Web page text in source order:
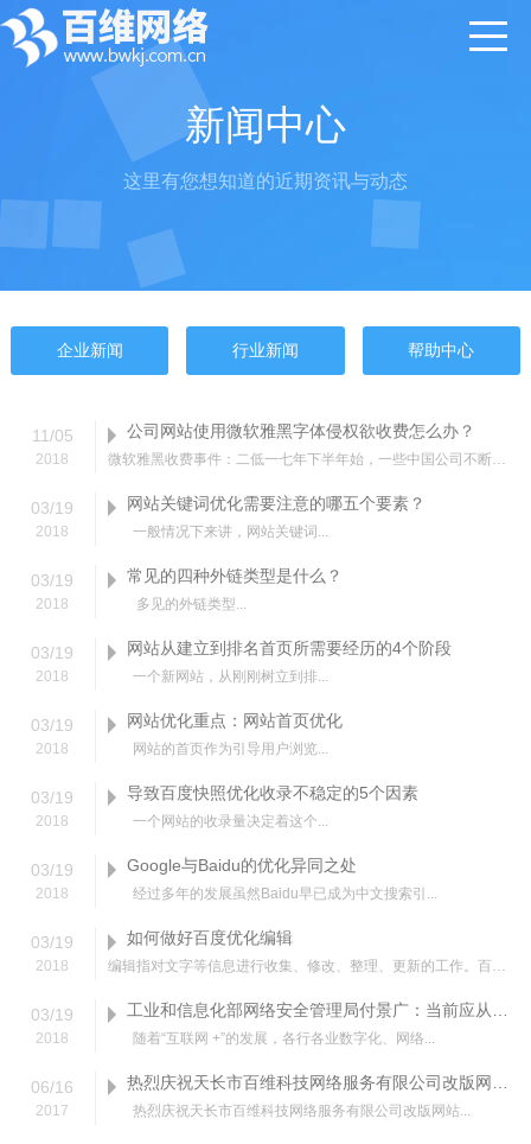
新闻中心
这里有您想知道的近期资讯与动态
企业新闻 行业新闻 帮助中心
11/05
2018
公司网站使用微软雅黑字体侵权欲收费怎么办？
微软雅黑收费事件：二低一七年下半年始，一些中国公司不断收到微软雅黑字体侵权收费诉讼，不论网站、淘宝、...
03/19
2018
网站关键词优化需要注意的哪五个要素？
一般情况下来讲，网站关键词...
03/19
2018
常见的四种外链类型是什么？
多见的外链类型...
03/19
2018
网站从建立到排名首页所需要经历的4个阶段
一个新网站，从刚刚树立到排...
03/19
2018
网站优化重点：网站首页优化
网站的首页作为引导用户浏览...
03/19
2018
导致百度快照优化收录不稳定的5个因素
一个网站的收录量决定着这个...
03/19
2018
Google与Baidu的优化异同之处
经过多年的发展虽然Baidu早已成为中文搜索引...
03/19
2018
如何做好百度优化编辑
编辑指对文字等信息进行收集、修改、整理、更新的工作。百度优化编辑算是网络编辑的细分，不过百度优化编辑...
03/19
2018
工业和信息化部网络安全管理局付景广：当前应从六方面抓好网络安…
随着“互联网 +”的发展，各行各业数字化、网络...
06/16
2017
热烈庆祝天长市百维科技网络服务有限公司改版网站正式上线！
热烈庆祝天长市百维科技网络服务有限公司改版网站...